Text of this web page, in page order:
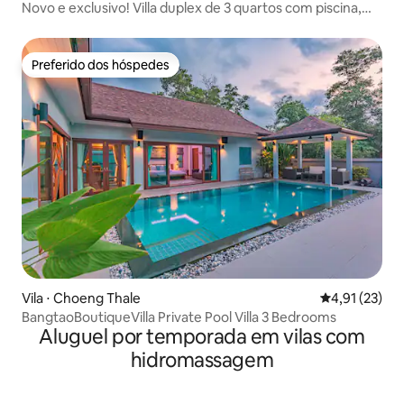
Novo e exclusivo! Villa duplex de 3 quartos com piscina,
Preferido dos hóspedes
Preferido dos hóspedes
Vila ⋅ Choeng Thale 4,91 de uma
4,91 (23)
BangtaoBoutiqueVilla Private Pool Villa 3 Bedrooms
Aluguel por temporada em vilas com
hidromassagem